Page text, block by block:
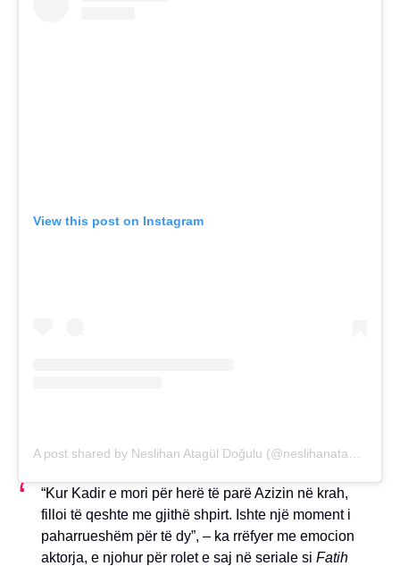
View this post on Instagram
“Kur Kadir e mori për herë të parë Azizin në krah,
filloi të qeshte me gjithë shpirt. Ishte një moment i
paharrueshëm për të dy”, – ka rrëfyer me emocion
aktorja, e njohur për rolet e saj në seriale si Fatih